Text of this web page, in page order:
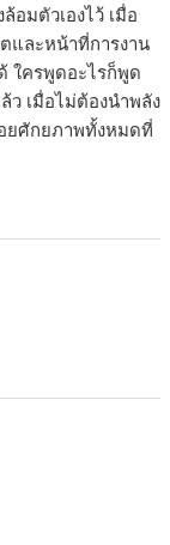
อมตัวเองไว้ เมื่อ
และหน้าที่การงาน
ใครพูดอะไรก็พูด
ว เมื่อไม่ต้องนำพลัง
ยศักยภาพทั้งหมดที่